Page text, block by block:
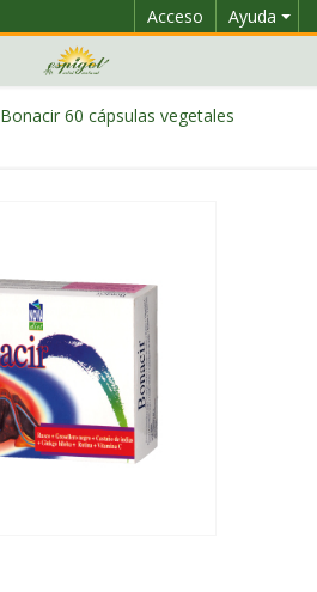
Ayuda
Acceso
Bonacir 60 cápsulas vegetales